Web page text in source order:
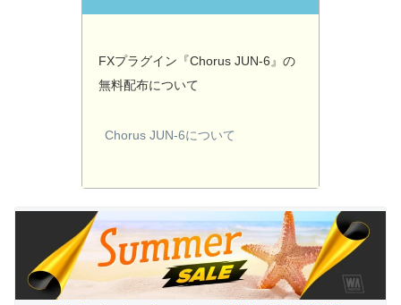
FXプラグイン『Chorus JUN-6』の
無料配布について
Chorus JUN-6について